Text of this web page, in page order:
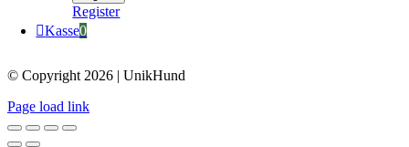
Register
Kasse0
© Copyright 2026 | UnikHund
Page load link